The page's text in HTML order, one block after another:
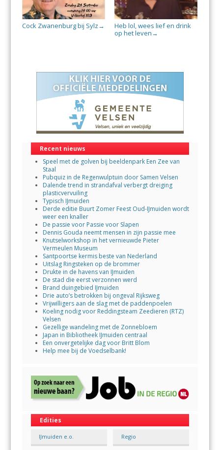
Cock Zwanenburg bij Sylz →
Heb lol, wees lief en drink
op het leven →
Recent nieuws
Speel met de golven bij beeldenpark Een Zee van
Staal
Pubquiz in de Regenwulptuin door Samen Velsen
Dalende trend in strandafval verbergt dreiging
plasticvervuiling
Typisch IJmuiden
Derde editie Buurt Zomer Feest Oud-IJmuiden wordt
weer een knaller
De passie voor Passie voor Slapen
Dennis Gouda neemt mensen in zijn passie mee
Knutselworkshop in het vernieuwde Pieter
Vermeulen Museum
Santpoortse kermis beste van Nederland
Uitslag Ringsteken op de brommer
Drukte in de havens van IJmuiden
De stad die eerst verzonnen werd
Brand duingebied IJmuiden
Drie auto’s betrokken bij ongeval Rijksweg
Vrijwilligers aan de slag met de paddenpoelen
Koeling nodig voor Reddingsteam Zeedieren (RTZ)
Velsen
Gezellige wandeling met de Zonnebloem
Japan in Bibliotheek IJmuiden centraal
Een onvergetelijke dag voor Britt Blom
Help mee bij de Voedselbank!
Edities
IJmuiden e.o. Regio